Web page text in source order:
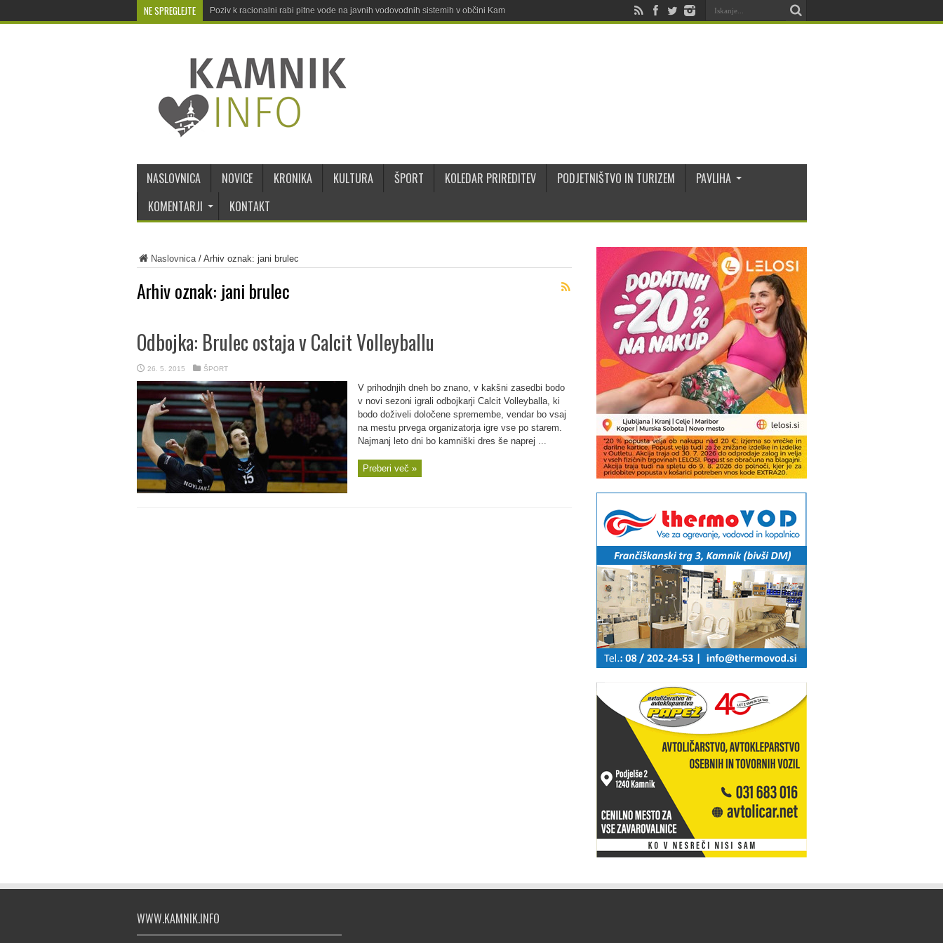
NE SPREGLEJTE Poziv k racionalni rabi pitne vode na javnih vodovodnih sistemih v občini Kamnik
NASLOVNICA NOVICE KRONIKA KULTURA ŠPORT KOLEDAR PRIREDITEV PODJETNIŠTVO IN TURIZEM
PAVLIHA
KOMENTARJI
KONTAKT
Naslovnica/ Arhiv oznak: jani brulec
Arhiv oznak: jani brulec
Odbojka: Brulec ostaja v Calcit Volleyballu
26. 5. 2015 ŠPORT
V prihodnjih dneh bo znano, v kakšni zasedbi bodo
v novi sezoni igrali odbojkarji Calcit Volleyballa, ki
bodo doživeli določene spremembe, vendar bo vsaj
na mestu prvega organizatorja igre vse po starem.
Najmanj leto dni bo kamniški dres še naprej ...
Preberi več »
WWW.KAMNIK.INFO